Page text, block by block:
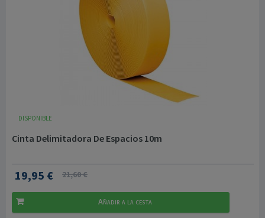
DISPONIBLE
Cinta Delimitadora De Espacios 10m
19,95 € 21,60 €
Añadir a la cesta